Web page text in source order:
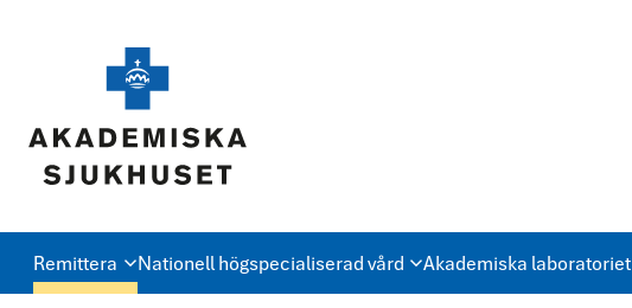
Remittera Nationell högspecialiserad vård Akademiska laboratoriet